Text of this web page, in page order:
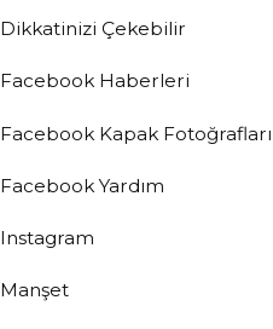
Dikkatinizi Çekebilir
Facebook Haberleri
Facebook Kapak Fotoğrafları
Facebook Yardım
Instagram
Manşet